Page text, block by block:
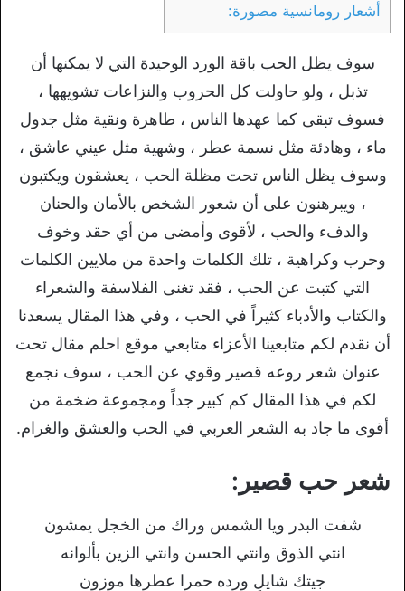
أشعار رومانسية مصورة:
سوف يظل الحب باقة الورد الوحيدة التي لا يمكنها أن
تذبل ، ولو حاولت كل الحروب والنزاعات تشويهها ،
فسوف تبقى كما عهدها الناس ، طاهرة ونقية مثل جدول
ماء ، وهادئة مثل نسمة عطر ، وشهية مثل عيني عاشق ،
وسوف يظل الناس تحت مظلة الحب ، يعشقون ويكتبون
، ويبرهنون على أن شعور الشخص بالأمان والحنان
والدفء والحب ، لأقوى وأمضى من أي حقد وخوف
وحرب وكراهية ، تلك الكلمات واحدة من ملايين الكلمات
التي كتبت عن الحب ، فقد تغنى الفلاسفة والشعراء
والكتاب والأدباء كثيراً في الحب ، وفي هذا المقال يسعدنا
أن نقدم لكم متابعينا الأعزاء متابعي موقع احلم مقال تحت
عنوان شعر روعه قصير وقوي عن الحب ، سوف نجمع
لكم في هذا المقال كم كبير جداً ومجموعة ضخمة من
أقوى ما جاد به الشعر العربي في الحب والعشق والغرام.
شعر حب قصير:
شفت البدر ويا الشمس وراك من الخجل يمشون
انتي الذوق وانتي الحسن وانتي الزين بألوانه
جيتك شايلٍ ورده حمرا عطرها موزون